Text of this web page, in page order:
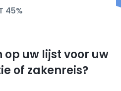
45%
op uw lijst voor uw
of zakenreis?